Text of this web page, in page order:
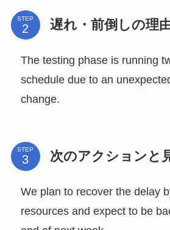
STEP 遅れ・前倒しの理
The testing phase is running
schedule due to an
change.
STEP 次のアクションと
We plan to recover the delay
resources and expect to be